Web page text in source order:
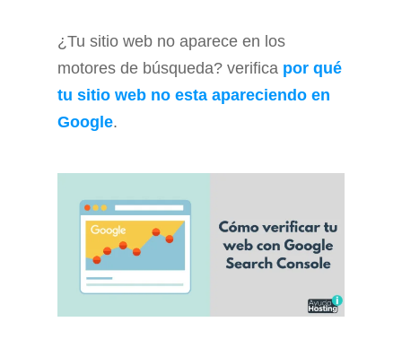
¿Tu sitio web no aparece en los
motores de búsqueda? verifica por qué
tu sitio web no esta apareciendo en
Google.